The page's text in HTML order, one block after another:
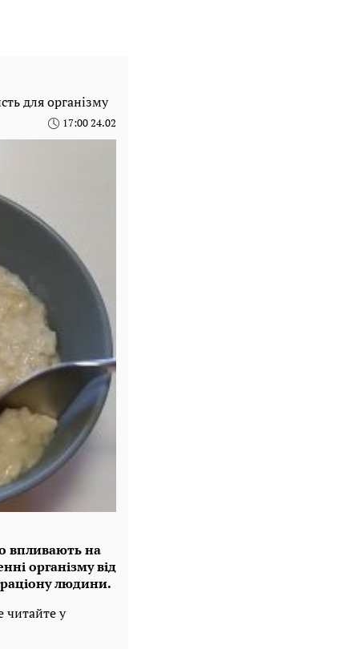
для організму
17:00 24.02
впливають на
організму від
людини.
читайте у